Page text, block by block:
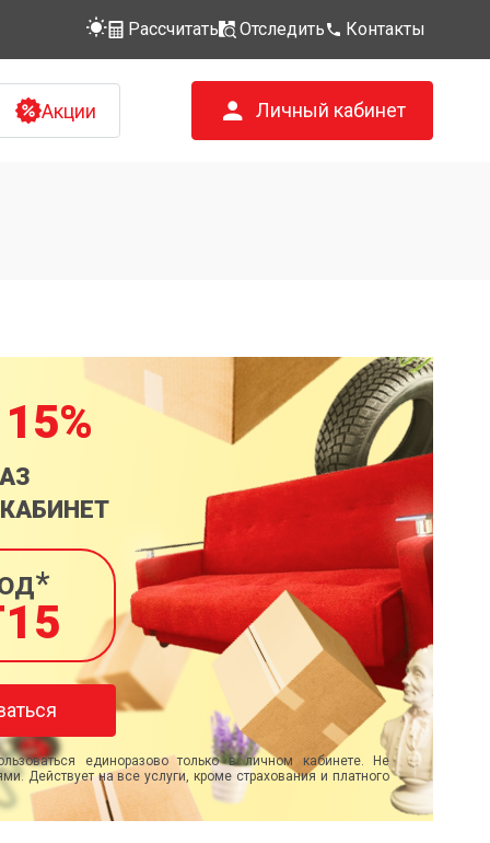
Рассчитать Отследить Контакты
Акции Личный кабинет
единоразово только в личном кабинете. Не
Действует на все услуги, кроме страхования и платного